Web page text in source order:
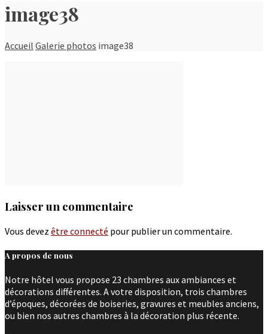
image38
Accueil Galerie photos image38
Laisser un commentaire
Vous devez être connecté pour publier un commentaire.
A propos de nous
Notre hôtel vous propose 23 chambres aux ambiances et
décorations différentes. A votre disposition, trois chambres
d’époques, décorées de boiseries, gravures et meubles anciens,
ou bien nos autres chambres à la décoration plus récente.